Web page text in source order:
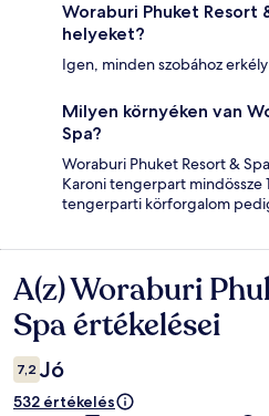
Woraburi Phuket Resort
helyeket?
Igen, minden szobához
Milyen környéken van
Spa?
Woraburi Phuket Resort &
Karoni tengerpart mindössze
tengerparti körforgalom
Értékelések
A(z) Woraburi
Spa értékelései
7,2 Jó
532 értékelés